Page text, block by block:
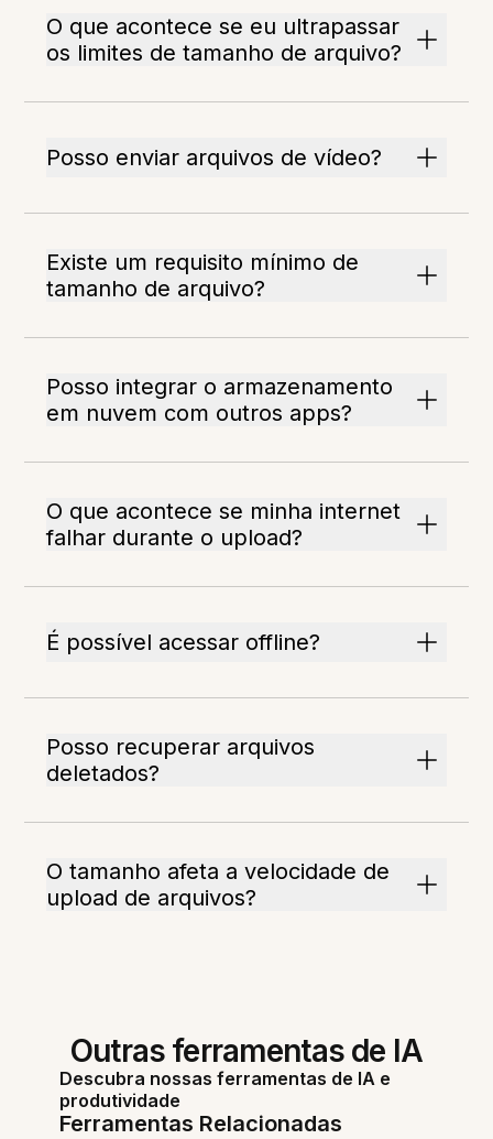
O que acontece se eu ultrapassar
os limites de tamanho de arquivo?
Posso enviar arquivos de vídeo?
Existe um requisito mínimo de
tamanho de arquivo?
Posso integrar o armazenamento
em nuvem com outros apps?
O que acontece se minha internet
falhar durante o upload?
É possível acessar offline?
Posso recuperar arquivos
deletados?
O tamanho afeta a velocidade de
upload de arquivos?
Outras ferramentas de IA
Descubra nossas ferramentas de IA e
produtividade
Ferramentas Relacionadas